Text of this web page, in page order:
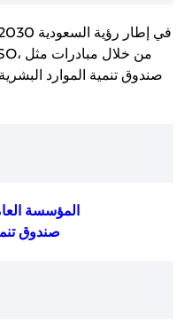
صندوق تنمية الموارد
المؤسسة
صندوق